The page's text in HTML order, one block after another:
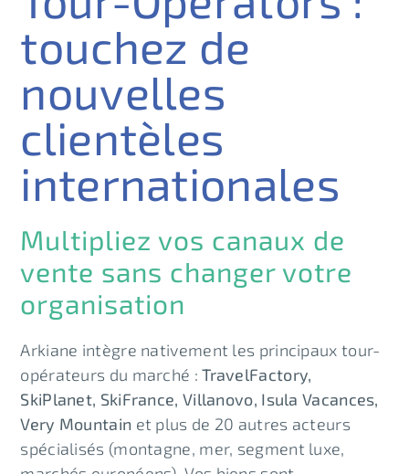
touchez de
nouvelles
clientèles
internationales
Multipliez vos canaux de
vente sans changer votre
organisation
Arkiane intègre nativement les principaux tour-
opérateurs du marché :TravelFactory,
SkiPlanet, SkiFrance, Villanovo, Isula Vacances,
Very Mountain et plus de 20 autres acteurs
spécialisés (montagne, mer, segment luxe,